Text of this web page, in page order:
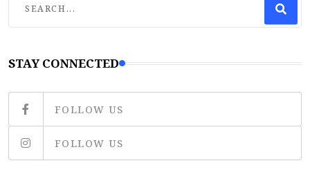
STAY CONNECTED
FOLLOW US
FOLLOW US